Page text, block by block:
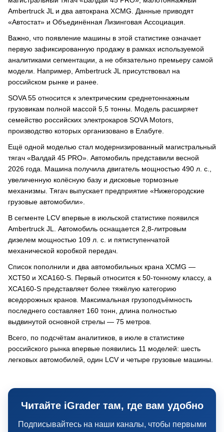
Ambertruck JL и два автокрана XCMG. Данные приводят
«Автостат» и Объединённая Лизинговая Ассоциация.
Важно, что появление машины в этой статистике означает
первую зафиксированную продажу в рамках используемой
аналитиками сегментации, а не обязательно премьеру самой
модели. Например, Ambertruck JL присутствовал на
российском рынке и ранее.
SOVA 55 относится к электрическим среднетоннажным
грузовикам полной массой 5,5 тонны. Модель расширяет
семейство российских электрокаров SOVA Motors,
производство которых организовано в Елабуге.
Ещё одной моделью стал модернизированный магистральный
тягач «Валдай 45 PRO». Автомобиль представили весной
2026 года. Машина получила двигатель мощностью 490 л. с.,
увеличенную колёсную базу и дисковые тормозные
механизмы. Тягач выпускает предприятие «Нижегородские
грузовые автомобили».
В сегменте LCV впервые в июльской статистике появился
Ambertruck JL. Автомобиль оснащается 2,8-литровым
дизелем мощностью 109 л. с. и пятиступенчатой
механической коробкой передач.
Список пополнили и два автомобильных крана XCMG —
XCT50 и XCA160-S. Первый относится к 50-тонному классу, а
XCA160-S представляет более тяжёлую категорию
вседорожных кранов. Максимальная грузоподъёмность
последнего составляет 160 тонн, длина полностью
выдвинутой основной стрелы — 75 метров.
Всего, по подсчётам аналитиков, в июле в статистике
российского рынка впервые появились 11 моделей: шесть
легковых автомобилей, один LCV и четыре грузовые машины.
Читайте iGrader там, где вам удобно
Подписывайтесь на наши каналы, чтобы первыми